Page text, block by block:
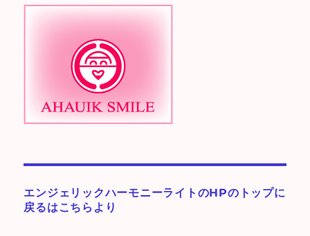
エンジェリックハーモニーライトのHPのトップに
戻るはこちらより